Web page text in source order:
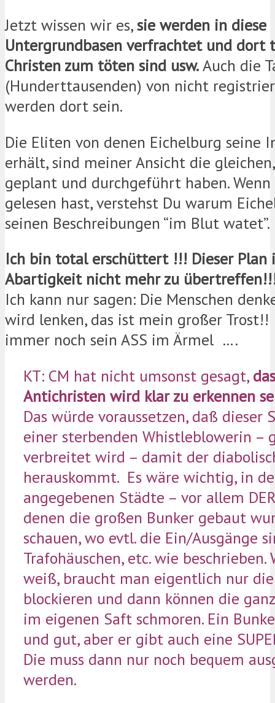
Jetzt wissen wir es,sie werden in diese
Untergrundbasen verfrachtet und dort
Christen zum töten sind usw.Auch die
(Hunderttausenden) von nicht
werden dort sein.
Die Eliten von denen Eichelburg seine
erhält, sind meiner Ansicht die
geplant und durchgeführt haben. Wenn
gelesen hast, verstehst Du warum
seinen Beschreibungen “im Blut watet”.
Ich bin total erschüttert !!! Dieser Plan
Abartigkeit nicht mehr zu
Ich kann nur sagen: Die Menschen
wird lenken, das ist mein großer
immer noch sein ASS im Ärmel ….
KT: CM hat nicht umsonst gesagt,
Antichristen wird klar zu erkennen
Das würde voraussetzen, daß dieser
einer sterbenden Whistleblowerin –
verbreitet wird – damit der
herauskommt. Es wäre wichtig, in
angegebenen Städte – vor allem
denen die großen Bunker gebaut
schauen, wo evtl. die Ein/Ausgänge
Trafohäuschen, etc. wie beschrieben.
weiß, braucht man eigentlich nur die
blockieren und dann können die
im eigenen Saft schmoren. Ein
und gut, aber er gibt auch eine
Die muss dann nur noch bequem
werden.